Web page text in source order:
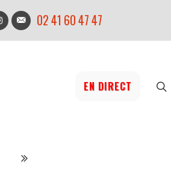
02 41 60 47 47
EN DIRECT